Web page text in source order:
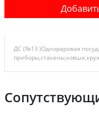
ДС (№13 )Однораровая